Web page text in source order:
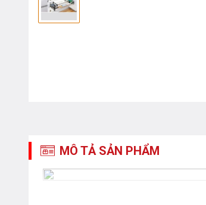
MÔ TẢ SẢN PHẨM